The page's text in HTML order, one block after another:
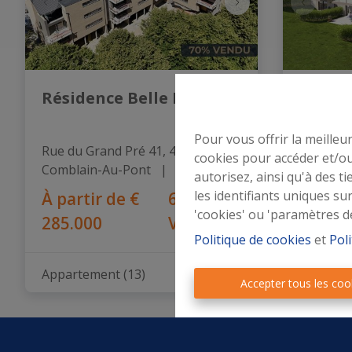
Pour vous offrir la
cookies pour accéder et/
autorisez, ainsi qu'à des
les identifiants uniques
'cookies' ou 'paramètres
Politique de cookies et
Accepter tous les
d’Or
Résidence Belle Roche
Rue du Grand Pré 41, 4170
Comblain-Au-Pont
   |
18
À partir de €
285.000
61%
Vendu
Appartement (13)
Rue
Sprimont
À